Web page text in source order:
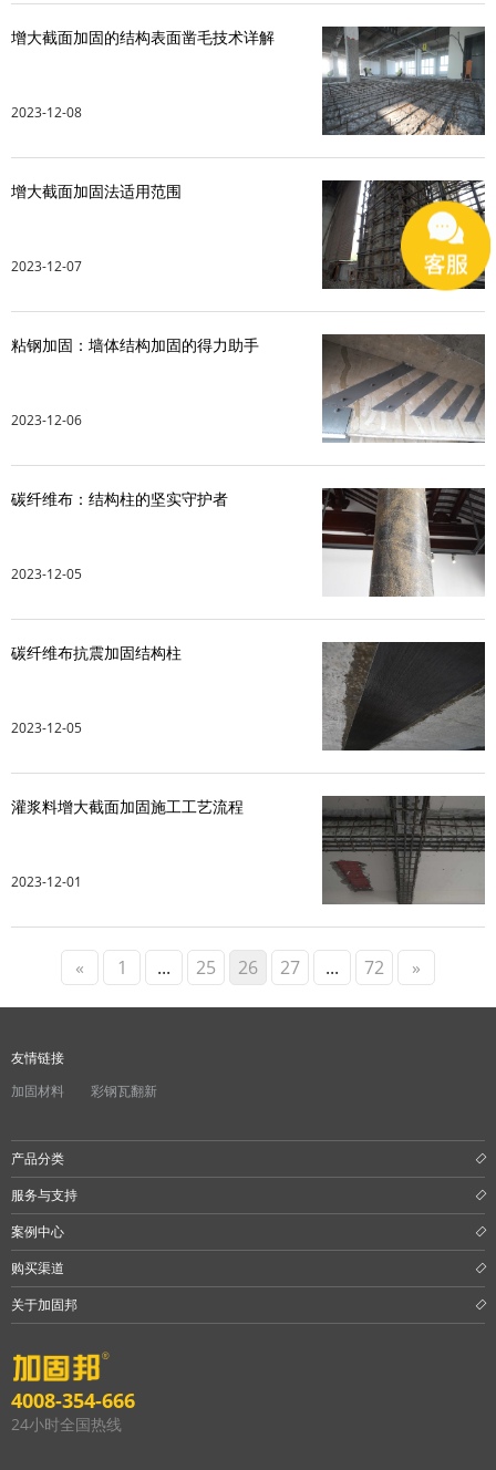
增大截面加固的结构表面凿毛技术详解
2023-12-08
增大截面加固法适用范围
2023-12-07
粘钢加固：墙体结构加固的得力助手
2023-12-06
碳纤维布：结构柱的坚实守护者
2023-12-05
碳纤维布抗震加固结构柱
2023-12-05
灌浆料增大截面加固施工工艺流程
2023-12-01
« 1 ... 25 26 27 ... 72 »
友情链接
加固材料
彩钢瓦翻新
产品分类
服务与支持
案例中心
购买渠道
关于加固邦
4008-354-666
24小时全国热线